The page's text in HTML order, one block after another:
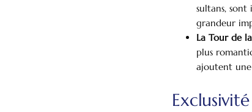
sultans,
grandeur
La Tour de
plus
ajoutent